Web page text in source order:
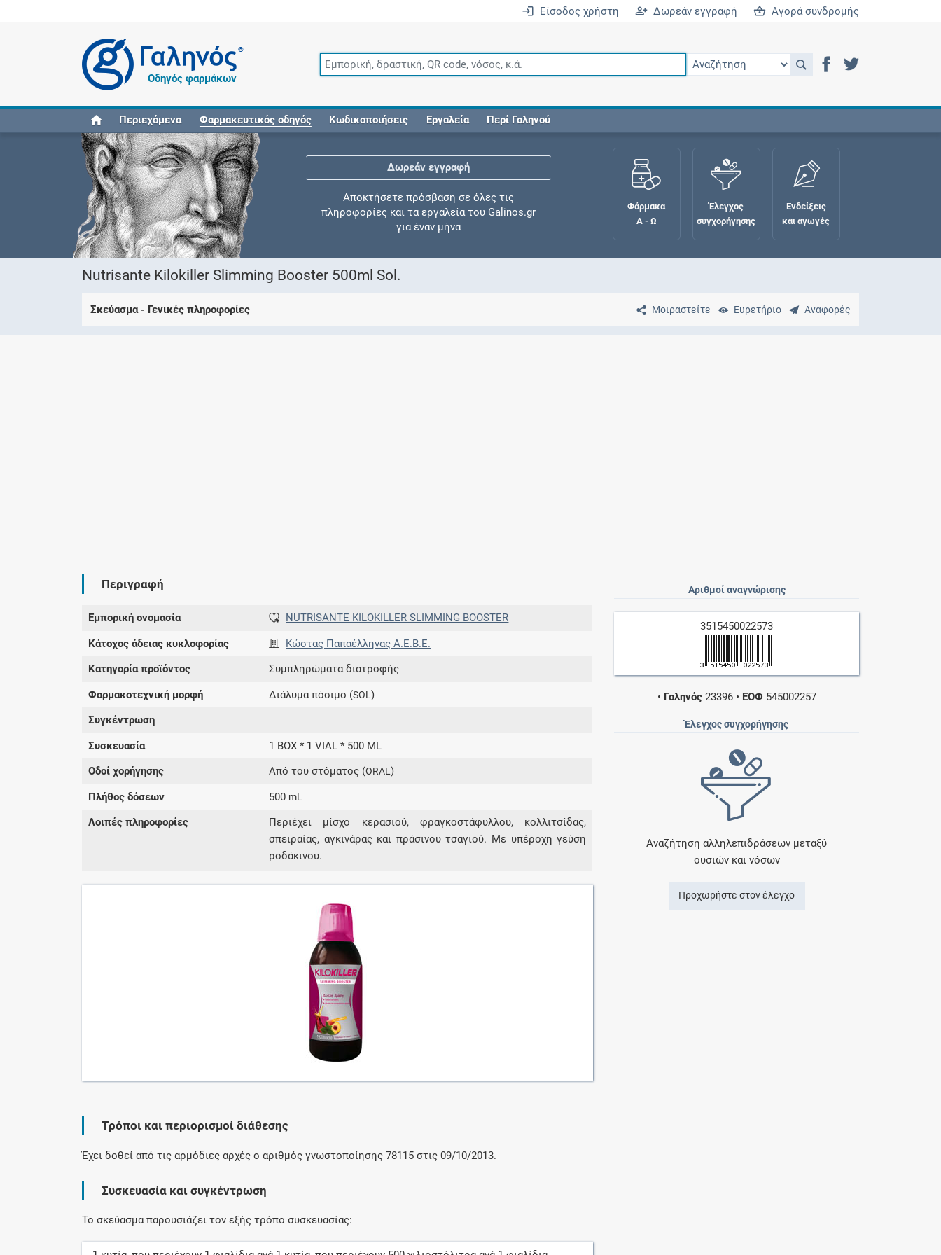
Είσοδος χρήστη Δωρεάν εγγραφή Αγορά συνδρομής
®
Οδηγός φαρμάκων
Περιεχόμενα Φαρμακευτικός οδηγός Κωδικοποιήσεις Εργαλεία Περί Γαληνού
Δωρεάν εγγραφή
Αποκτήσετε πρόσβαση σε όλες τις
πληροφορίες και τα εργαλεία του Galinos.gr
για έναν μήνα
Μάθετε περισσότερα για τα οφέλη και τις
Βρείτε θεραπευτικές ενδείξεις και αγωγές για
Μοιραζόμαστε μαζί σας γεγονότα της
πορείας του Galinos.gr από το 2011 μέχρι
Φάρμακα
Α - Ω
Έλεγχος
συγχορήγησης
Ενδείξεις
και αγωγές
Nutrisante Kilokiller Slimming Booster 500ml Sol.
Μοιραστείτε Ευρετήριο Αναφορές
Σκεύασμα - Γενικές πληροφορίες
Περιγραφή
Εμπορική ονομασία NUTRISANTE KILOKILLER SLIMMING BOOSTER
Κάτοχος άδειας κυκλοφορίας Κώστας Παπαέλληνας Α.Ε.Β.Ε.
Κατηγορία προϊόντος Συμπληρώματα διατροφής
Φαρμακοτεχνική μορφή Διάλυμα πόσιμο (SOL)
Συγκέντρωση
Συσκευασία 1 BOX * 1 VIAL * 500 ML
Οδοί χορήγησης Από του στόματος (ORAL)
Πλήθος δόσεων 500 mL
Λοιπές πληροφορίες
Περιέχει μίσχο κερασιού, φραγκοστάφυλλου, κολλιτσίδας,
σπειραίας, αγκινάρας και πράσινου τσαγιού. Με υπέροχη γεύση
ροδάκινου.
Αριθμοί αναγνώρισης
3515450022573
• Γαληνός23396 • ΕΟΦ 545002257
Έλεγχος συγχορήγησης
Αναζήτηση αλληλεπιδράσεων μεταξύ
ουσιών και νόσων
Προχωρήστε στον έλεγχο
Τρόποι και περιορισμοί διάθεσης
Έχει δοθεί από τις αρμόδιες αρχές ο αριθμός γνωστοποίησης 78115 στις 09/10/2013.
Συσκευασία και συγκέντρωση
Το σκεύασμα παρουσιάζει τον εξής τρόπο συσκευασίας: